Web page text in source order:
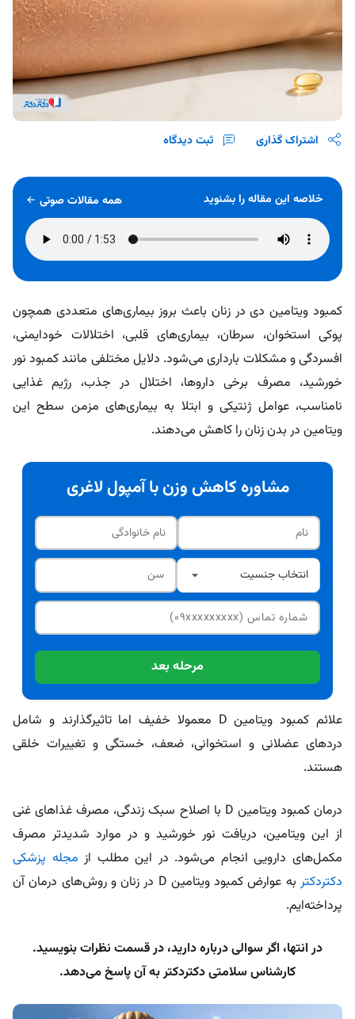
اشتراک گذاری ثبت دیدگاه
خلاصه این مقاله را بشنوید همه مقالات صوتی
کمبود ویتامین دی در زنان باعث بروز بیماری‌های متعددی همچون
پوکی استخوان، سرطان، بیماری‌های قلبی، اختلالات خودایمنی،
افسردگی و مشکلات بارداری می‌شود. دلایل مختلفی مانند کمبود نور
خورشید، مصرف برخی داروها، اختلال در جذب، رژیم غذایی
نامناسب، عوامل ژنتیکی و ابتلا به بیماری‌های مزمن سطح این
ویتامین در بدن زنان را کاهش می‌دهند.
مشاوره کاهش وزن با آمپول لاغری
مرحله بعد
علائم کمبود ویتامین D معمولا خفیف اما تاثیرگذارند و شامل
دردهای عضلانی و استخوانی، ضعف، خستگی و تغییرات خلقی
هستند.
درمان کمبود ویتامین D با اصلاح سبک زندگی، مصرف غذاهای غنی
از این ویتامین، دریافت نور خورشید و در موارد شدیدتر مصرف
مکمل‌های دارویی انجام می‌شود. در این مطلب از مجله پزشکی
دکتردکتر
به عوارض کمبود ویتامین D در زنان و روش‌های درمان آن
پرداخته‌ایم.
در انتها، اگر سوالی درباره دارید، در قسمت نظرات بنویسید.
کارشناس سلامتی دکتردکتر به آن پاسخ می‌دهد.